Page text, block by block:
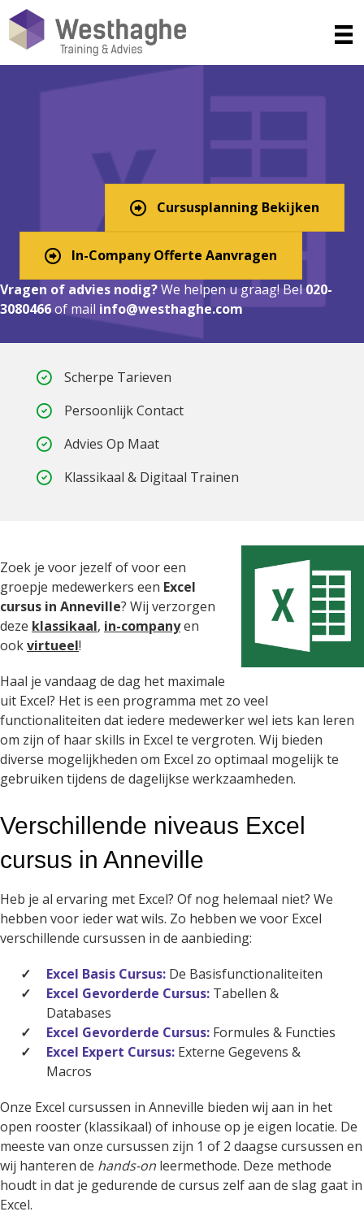
Excel Cursus in Anneville?
Klassikaal!
Cursusplanning Bekijken
In-Company Offerte Aanvragen
Vragen of advies nodig?We helpen u graag! Bel020-
3080466of mail info@westhaghe.com
Scherpe Tarieven
Persoonlijk Contact
Advies Op Maat
Klassikaal & Digitaal Trainen
Zoek je voor jezelf of voor een
groepje medewerkers een Excel
cursus in Anneville? Wij verzorgen
deze klassikaal, in-companyen
ookvirtueel!
Haal je vandaag de dag het maximale
uit Excel? Het is een programma met zo veel
functionaliteiten dat iedere medewerker wel iets kan leren
om zijn of haar skills in Excel te vergroten. Wij bieden
diverse mogelijkheden om Excel zo optimaal mogelijk te
gebruiken tijdens de dagelijkse werkzaamheden.
Verschillende niveaus Excel
cursus in Anneville
Heb je al ervaring met Excel? Of nog helemaal niet? We
hebben voor ieder wat wils. Zo hebben we voor Excel
verschillende cursussen in de aanbieding:
Excel Basis Cursus: De Basisfunctionaliteiten
Excel Gevorderde Cursus: Tabellen &
Databases
Excel Gevorderde Cursus: Formules & Functies
Excel Expert Cursus: Externe Gegevens &
Macros
Onze Excel cursussen in Anneville bieden wij aan in het
open rooster (klassikaal) of inhouse op je eigen locatie. De
meeste van onze cursussen zijn 1 of 2 daagse cursussen en
wij hanteren de hands-on leermethode. Deze methode
houdt in dat je gedurende de cursus zelf aan de slag gaat in
Excel.